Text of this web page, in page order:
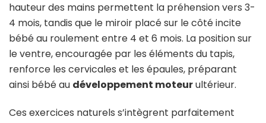
hauteur des mains permettent la préhension vers 3-
4 mois, tandis que le miroir placé sur le côté incite
bébé au roulement entre 4 et 6 mois. La position sur
le ventre, encouragée par les éléments du tapis,
renforce les cervicales et les épaules, préparant
ainsi bébé au développement moteurultérieur.
Ces exercices naturels s’intègrent parfaitement